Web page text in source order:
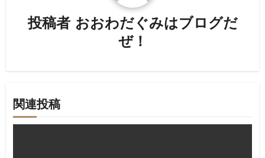
シ
ョ
投稿者 おおわだぐみはブログだ
ぜ！
関連投稿